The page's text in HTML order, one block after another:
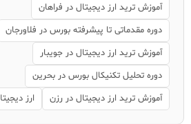
آموزش ترید ارز دیجیتال در فراهان
دوره مقدماتی تا پیشرفته بورس در فلاورجان
آموزش ترید ارز دیجیتال در جویبار
دوره تحلیل تکنیکال بورس در بحرین
آموزش ترید ارز دیجیتال در رزن
ارز